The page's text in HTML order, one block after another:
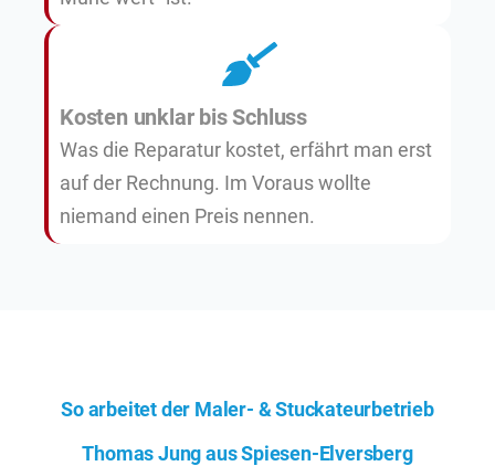
Kosten unklar bis Schluss
Was die Reparatur kostet, erfährt man erst
auf der Rechnung. Im Voraus wollte
niemand einen Preis nennen.
So arbeitet der Maler- & Stuckateurbetrieb
Thomas Jung aus Spiesen-Elversberg